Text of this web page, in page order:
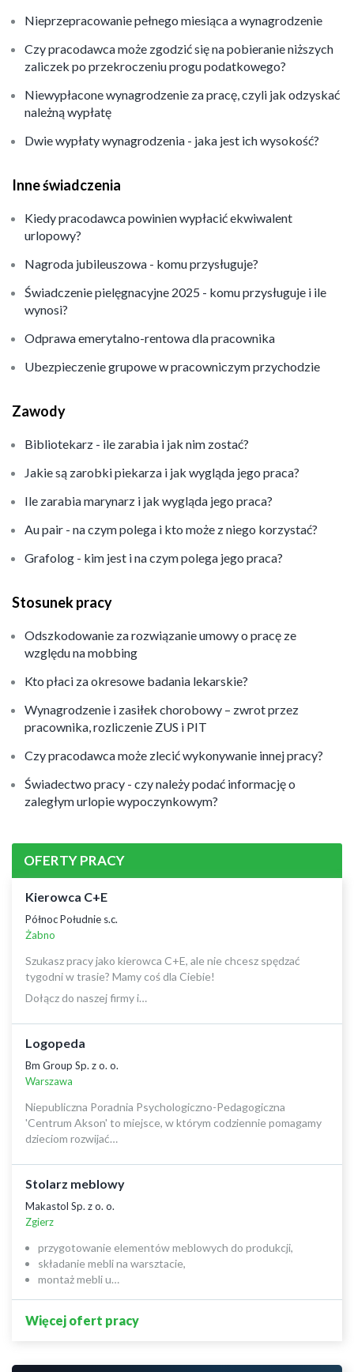
Nieprzepracowanie pełnego miesiąca a wynagrodzenie
Czy pracodawca może zgodzić się na pobieranie niższych
zaliczek po przekroczeniu progu podatkowego?
Niewypłacone wynagrodzenie za pracę, czyli jak odzyskać
należną wypłatę
Dwie wypłaty wynagrodzenia - jaka jest ich wysokość?
Inne świadczenia
Kiedy pracodawca powinien wypłacić ekwiwalent
urlopowy?
Nagroda jubileuszowa - komu przysługuje?
Świadczenie pielęgnacyjne 2025 - komu przysługuje i ile
wynosi?
Odprawa emerytalno-rentowa dla pracownika
Ubezpieczenie grupowe w pracowniczym przychodzie
Zawody
Bibliotekarz - ile zarabia i jak nim zostać?
Jakie są zarobki piekarza i jak wygląda jego praca?
Ile zarabia marynarz i jak wygląda jego praca?
Au pair - na czym polega i kto może z niego korzystać?
Grafolog - kim jest i na czym polega jego praca?
Stosunek pracy
Odszkodowanie za rozwiązanie umowy o pracę ze
względu na mobbing
Kto płaci za okresowe badania lekarskie?
Wynagrodzenie i zasiłek chorobowy – zwrot przez
pracownika, rozliczenie ZUS i PIT
Czy pracodawca może zlecić wykonywanie innej pracy?
Świadectwo pracy - czy należy podać informację o
zaległym urlopie wypoczynkowym?
OFERTY PRACY
Kierowca C+E
Północ Południe s.c.
Żabno
Szukasz pracy jako kierowca C+E, ale nie chcesz spędzać
tygodni w trasie? Mamy coś dla Ciebie!
Dołącz do naszej firmy i…
Logopeda
Bm Group Sp. z o. o.
Warszawa
Niepubliczna Poradnia Psychologiczno-Pedagogiczna
'Centrum Akson' to miejsce, w którym codziennie pomagamy
dzieciom rozwijać…
Stolarz meblowy
Makastol Sp. z o. o.
Zgierz
przygotowanie elementów meblowych do produkcji,
składanie mebli na warsztacie,
montaż mebli u…
Więcej ofert pracy